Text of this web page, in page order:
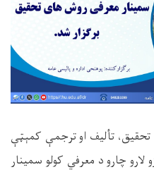
تألیف او ترجمې کمېټې
چارو د معرفي کولو سمینار